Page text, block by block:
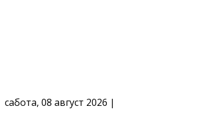
сабота, 08 август 2026 |